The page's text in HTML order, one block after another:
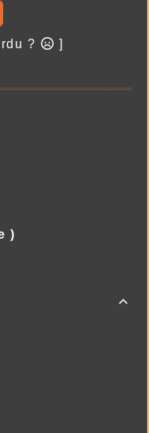
? ]
)
